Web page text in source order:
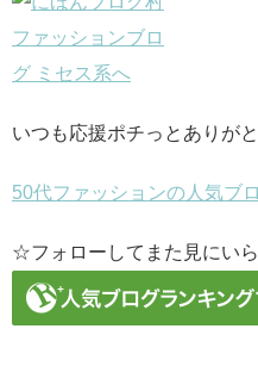
いつも応援ポチっとありが
50代ファッションの人気ブ
☆フォローしてまた見にいら